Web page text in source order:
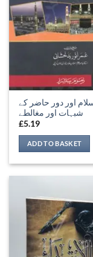
اور دور حاضر کے
شبہات اور مغالطے
£5.19
ADD TO BASKET